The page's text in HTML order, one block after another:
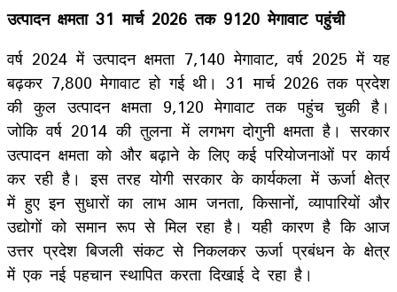
उत्पादन क्षमता 31 मार्च 2026 तक 9120 मेगावाट पहुंची
वर्ष 2024 में उत्पादन क्षमता 7,140 मेगावाट, वर्ष 2025 में यह
बढ़कर 7,800 मेगावाट हो गई थी। 31 मार्च 2026 तक प्रदेश
की कुल उत्पादन क्षमता 9,120 मेगावाट तक पहुंच चुकी है।
जोकि वर्ष 2014 की तुलना में लगभग दोगुनी क्षमता है। सरकार
उत्पादन क्षमता को और बढ़ाने के लिए कई परियोजनाओं पर कार्य
कर रही है। इस तरह योगी सरकार के कार्यकला में ऊर्जा क्षेत्र
में हुए इन सुधारों का लाभ आम जनता, किसानों, व्यापारियों और
उद्योगों को समान रूप से मिल रहा है। यही कारण है कि आज
उत्तर प्रदेश बिजली संकट से निकलकर ऊर्जा प्रबंधन के क्षेत्र
में एक नई पहचान स्थापित करता दिखाई दे रहा है।